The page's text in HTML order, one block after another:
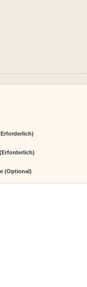
(Optional)